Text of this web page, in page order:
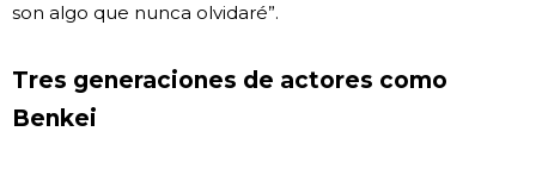
son algo que nunca olvidaré”.
Tres generaciones de actores como
Benkei